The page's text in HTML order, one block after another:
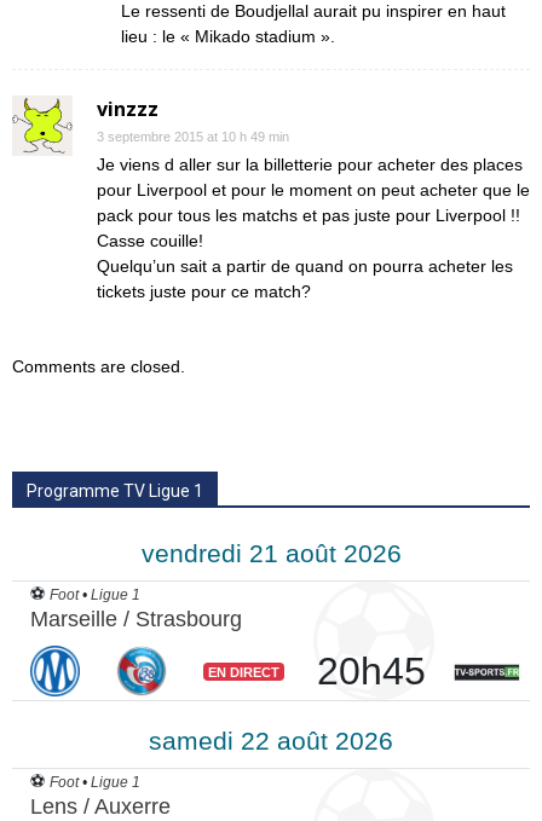
Le ressenti de Boudjellal aurait pu inspirer en haut
lieu : le « Mikado stadium ».
vinzzz
3 septembre 2015 at 10 h 49 min
Je viens d aller sur la billetterie pour acheter des places
pour Liverpool et pour le moment on peut acheter que le
pack pour tous les matchs et pas juste pour Liverpool !!
Casse couille!
Quelqu’un sait a partir de quand on pourra acheter les
tickets juste pour ce match?
Comments are closed.
Programme TV Ligue 1